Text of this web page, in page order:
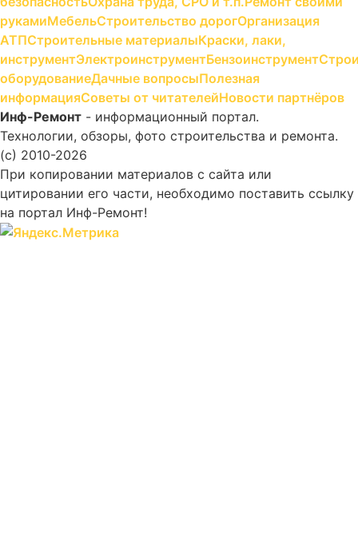
рукамиМебельСтроительство дорогОрганизация
АТПСтроительные материалыКраски, лаки,
инструментЭлектроинструментБензоинструмент
оборудованиеДачные вопросыПолезная
информацияСоветы от читателейНовости партнёров
Инф-Ремонт - информационный портал.
Технологии, обзоры, фото строительства и ремонта.
(c) 2010-2026
При копировании материалов с сайта или
цитировании его части, необходимо поставить ссылку
на портал Инф-Ремонт!